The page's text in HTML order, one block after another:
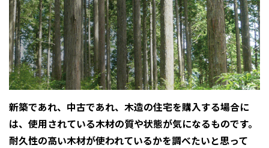
エネルギー自給自足
ZEH特集
感謝訪問・長期保証
直営工事
1メーターモジュール
知られざる檜の効果・作用
檜の住まいデザイン
理想の木材「檜」
クレステージ
施工事例
平屋の家
外観・インテリア集
WEB住宅展示場
リフォーム トップ
リフォームメニュー
選ばれる理由
リフォームの流れ
介護保険利用で快適リフォーム
資産活用
資産活用 トップ
賃貸併用住宅のメリット
安心のサポートシステム
商品紹介
買取サービス
分譲住宅・土地
分譲マンション
分譲マンション トップ
トランクルーム
新築であれ、中古であれ、木造の住宅を購入する場合に
は、使用されている木材の質や状態が気になるものです。
耐久性の高い木材が使われているかを調べたいと思って